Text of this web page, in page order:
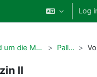
Log
Alles rund um die Modul 5 Fächer (AM, Ger, Gyn, Päd+ KIC, KPK, PM&POK4, UM, SM)* Palliativmedizin II & POK4
II